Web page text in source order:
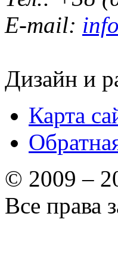
E-mail:
Дизайн и
Карта
© 2009 –
Все права